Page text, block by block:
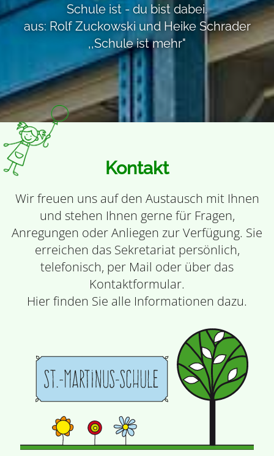
Schule ist - du bist dabei.
aus: Rolf Zuckowski und Heike Schrader
,,Schule ist mehr"
Kontakt
Wir freuen uns auf den Austausch mit Ihnen
und stehen Ihnen gerne für Fragen,
Anregungen oder Anliegen zur Verfügung. Sie
erreichen das Sekretariat persönlich,
telefonisch, per Mail oder über das
Kontaktformular.
Hier finden Sie alle Informationen dazu.